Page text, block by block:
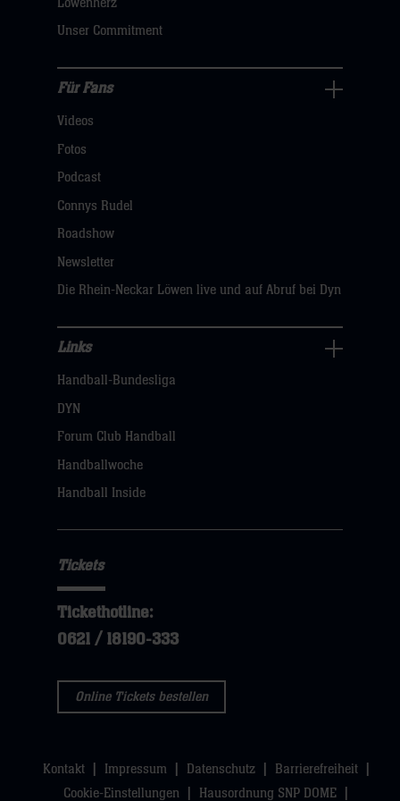
klicken
hier
Löwenherz
Unser Commitment
Fans
Navigation
öffnen,
hier
Für Fans
Videos
Fotos
Podcast
Connys Rudel
Roadshow
Newsletter
Die Rhein-Neckar Löwen live und auf Abruf bei Dyn
Navigation
öffnen,
dann
Links
Handball-Bundesliga
DYN
Forum Club Handball
Handballwoche
Handball Inside
Tickets
Tickethotline:
0621 / 18190-333
Online Tickets bestellen
Kontakt Impressum Datenschutz
Barrierefreiheit
Cookie-Einstellungen
Hausordnung SNP DOME